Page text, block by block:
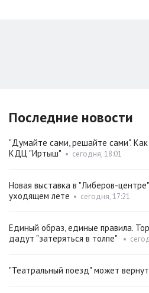
Последние новости
"Думайте сами, решайте сами".
КДЦ "Иртыш" • сегодня, 18:01
Новая выставка в "Либеров-
уходящем лете • сегодня, 17:21
Единый образ, единые правила.
дадут "затеряться в толпе"
•
"Театральный поезд" может